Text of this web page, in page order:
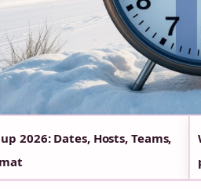
2026: Dates, Hosts, Teams,